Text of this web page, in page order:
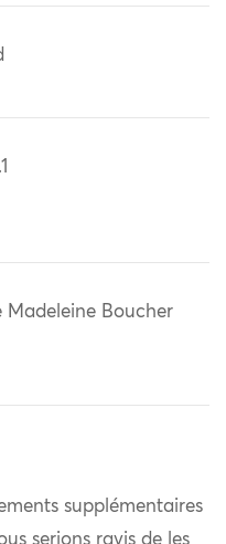
Madeleine Boucher
supplémentaires
serions ravis de les